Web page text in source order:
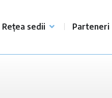
Rețea sedii Parteneri